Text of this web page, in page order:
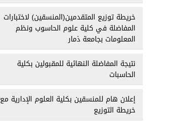
خريطة توزيع المتقدمين(المنسقين) لاختبارات
المفاضلة في كلية علوم الحاسوب ونظم
المعلومات بجامعة ذمار
نتيجة المفاضلة النهائية للمقبولين بكلية
الحاسبات
إعلان هام للمنسقين بكلية العلوم الإدارية مع
خريطة التوزيع